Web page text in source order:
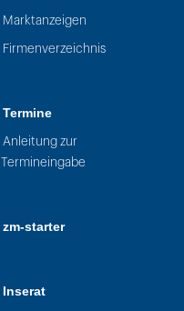
Marktanzeigen
Firmenverzeichnis
Termine
Anleitung zur
Termineingabe
zm-starter
Inserat